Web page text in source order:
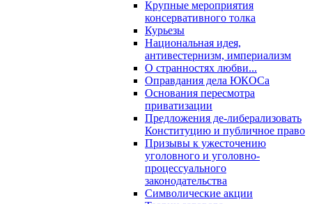
Крупные мероприятия
консервативного толка
Курьезы
Национальная идея,
антивестернизм, империализм
О странностях любви...
Оправдания дела ЮКОСа
Основания пересмотра
приватизации
Предложения де-либерализовать
Конституцию и публичное право
Призывы к ужесточению
уголовного и уголовно-
процессуального
законодательства
Символические акции